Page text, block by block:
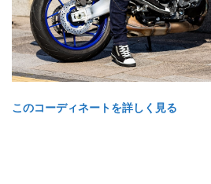
このコーディネートを詳しく見る